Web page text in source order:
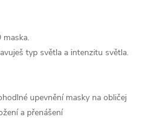
maska.
typ světla a intenzitu světla.
upevnění masky na obličej
a přenášení